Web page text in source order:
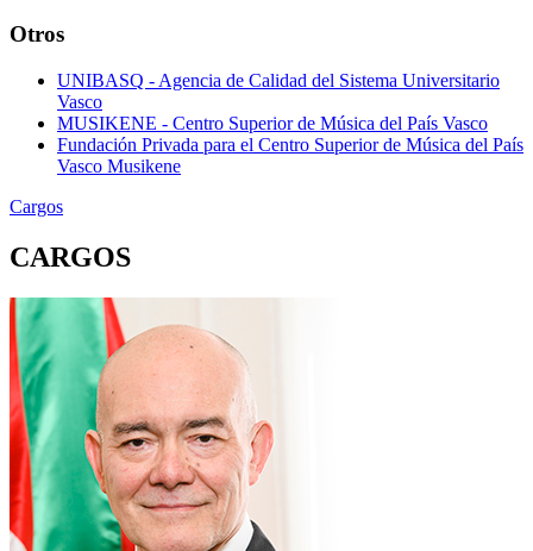
Otros
UNIBASQ - Agencia de Calidad del Sistema Universitario
Vasco
MUSIKENE - Centro Superior de Música del País Vasco
Fundación Privada para el Centro Superior de Música del País
Vasco Musikene
Cargos
CARGOS